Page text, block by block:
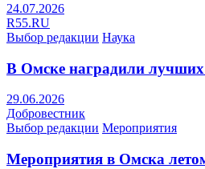
24.07.2026
R55.RU
Выбор редакции Наука
В Омске наградили лучших
29.06.2026
Добровестник
Выбор редакции Мероприятия
Мероприятия в Омска